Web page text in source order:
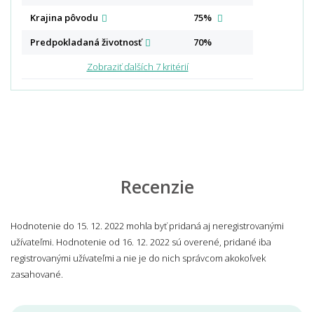
Krajina pôvodu
75%
Predpokladaná životnosť
70%
Zobraziť ďalších 7 kritérií
Recenzie
Hodnotenie do 15. 12. 2022 mohla byť pridaná aj neregistrovanými
užívateľmi. Hodnotenie od 16. 12. 2022 sú overené, pridané iba
registrovanými užívateľmi a nie je do nich správcom akokoľvek
zasahované.